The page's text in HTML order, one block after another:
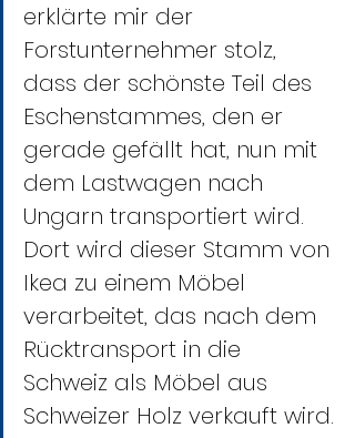
erklärte mir der
Forstunternehmer stolz,
dass der schönste Teil des
Eschenstammes, den er
gerade gefällt hat, nun mit
dem Lastwagen nach
Ungarn transportiert wird.
Dort wird dieser Stamm von
Ikea zu einem Möbel
verarbeitet, das nach dem
Rücktransport in die
Schweiz als Möbel aus
Schweizer Holz verkauft wird.